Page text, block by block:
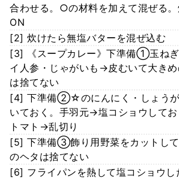
合わせる。○の材料を加えて混ぜる
ON
[2] 炊けたら無塩バターを混ぜ込む
[3] 《スープカレー》下準備①玉ね
イ人参・じゃがいも→皮むいて大き
は捨てない
[4] 下準備②☆のにんにく・しょう
いておく。手羽元→塩コショウして
トマト→乱切り
[5] 下準備③飾り用野菜をカットし
のヘタは捨てない
[6] フライパンを熱して塩コショウし